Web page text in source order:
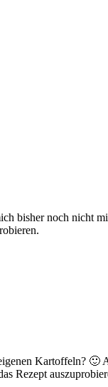
bisher noch nicht
Kartoffeln? 🙂
Rezept